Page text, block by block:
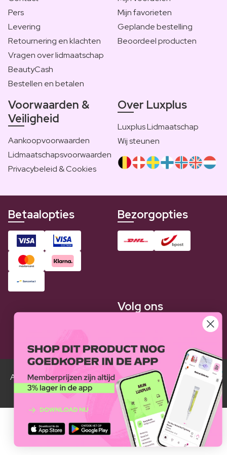
Pers
Levering
Retournering en klachten
Vragen over lidmaatschap
BeautyCash
Bestellen en betalen
Mijn favorieten
Geplande bestelling
Beoordeel producten
Voorwaarden &
Veiligheid
Aankoopvoorwaarden
Lidmaatschapsvoorwaarden
Privacybeleid & Cookies
Over Luxplus
Luxplus Lidmaatschap
Wij steunen
Betaalopties Bezorgopties
Volg ons
Alle Luxplus ledenprijzen zijn weergegeven in vergelijking
met de normale prijzen.